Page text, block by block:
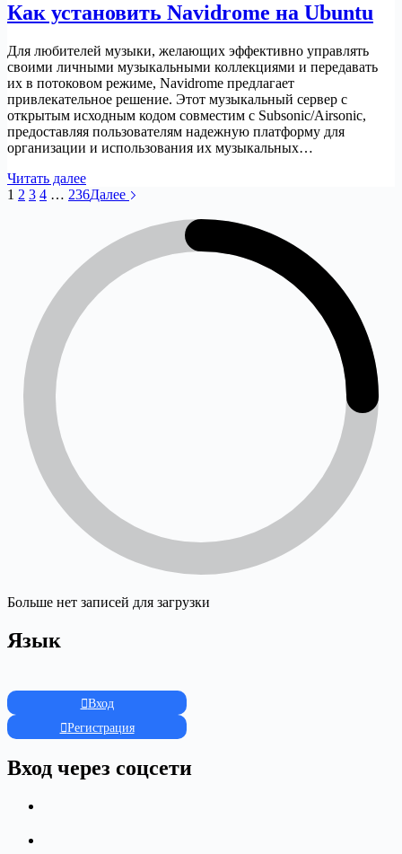
Как установить Navidrome на Ubuntu
Для любителей музыки, желающих эффективно управлять
своими личными музыкальными коллекциями и передавать
их в потоковом режиме, Navidrome предлагает
привлекательное решение. Этот музыкальный сервер с
открытым исходным кодом совместим с Subsonic/Airsonic,
предоставляя пользователям надежную платформу для
организации и использования их музыкальных…
Читать далееКак
установить
Ubuntu
1 2 3 4 … 236Далее
Больше нет записей для загрузки
Язык
Вход
Регистрация
Вход через соцсети